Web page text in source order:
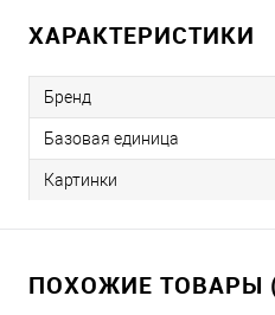
ХАРАКТЕРИСТИКИ
Бренд
Базовая единица
Картинки
ПОХОЖИЕ ТОВАРЫ